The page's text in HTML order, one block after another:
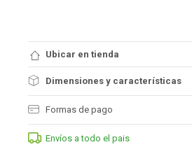
Ubicar en tienda
Dimensiones y características
Formas de pago
Envíos a todo el pais